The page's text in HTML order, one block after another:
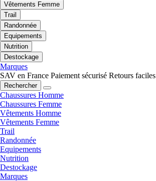
Vêtements Femme
Trail
Randonnée
Equipements
Nutrition
Destockage
Marques
SAV en France Paiement sécurisé Retours faciles
Rechercher
Chaussures Homme
Chaussures Femme
Vêtements Homme
Vêtements Femme
Trail
Randonnée
Equipements
Nutrition
Destockage
Marques